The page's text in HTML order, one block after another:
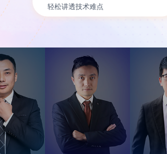
轻松讲透技术难点